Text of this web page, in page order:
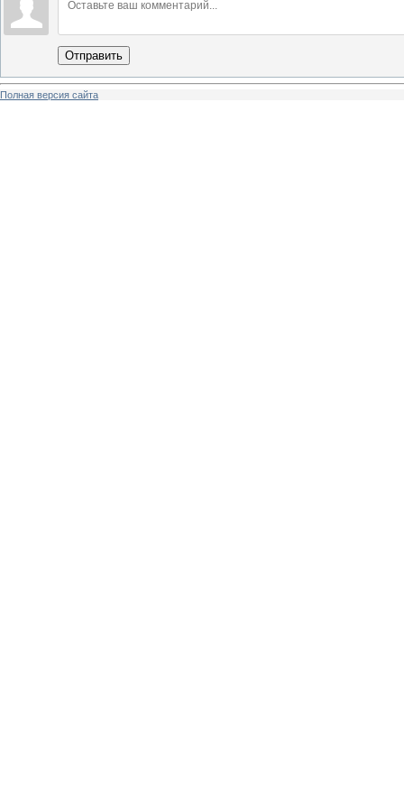
Отправить
Полная версия сайта